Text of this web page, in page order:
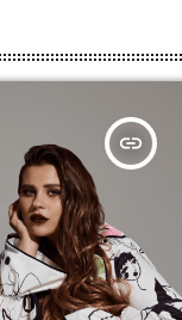
insert_link